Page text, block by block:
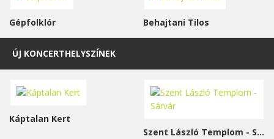
Gépfolklór Behajtani Tilos
ÚJ KONCERTHELYSZÍNEK
Káptalan Kert
Szent László Templom - Sárvár